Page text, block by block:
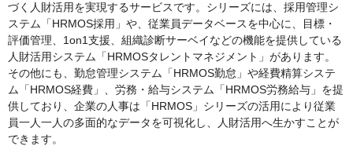
づく人財活用を実現するサービスです。シリーズには、採用管理シ
ステム「HRMOS採用」や、従業員データベースを中心に、目標・
評価管理、1on1支援、組織診断サーベイなどの機能を提供している
人財活用システム「HRMOSタレントマネジメント」があります。
その他にも、勤怠管理システム「HRMOS勤怠」や経費精算システ
ム「HRMOS経費」、労務・給与システム「HRMOS労務給与」を提
供しており、企業の人事は「HRMOS」シリーズの活用により従業
員一人一人の多面的なデータを可視化し、人財活用へ生かすことが
できます。